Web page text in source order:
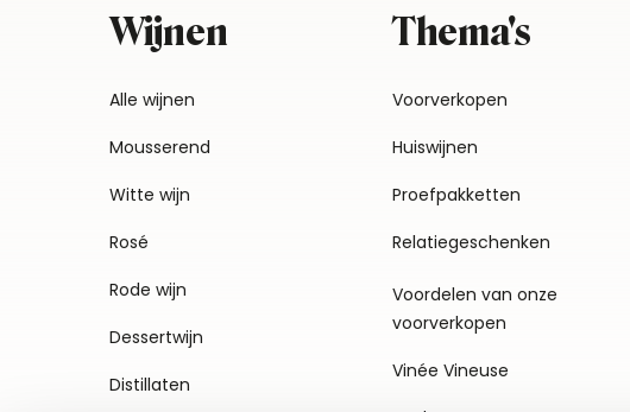
Wijnen
Alle wijnen
Mousserend
Witte wijn
Rosé
Rode wijn
Dessertwijn
Distillaten
Thema's
Voorverkopen
Huiswijnen
Proefpakketten
Relatiegeschenken
Voordelen van onze
voorverkopen
Vinée Vineuse